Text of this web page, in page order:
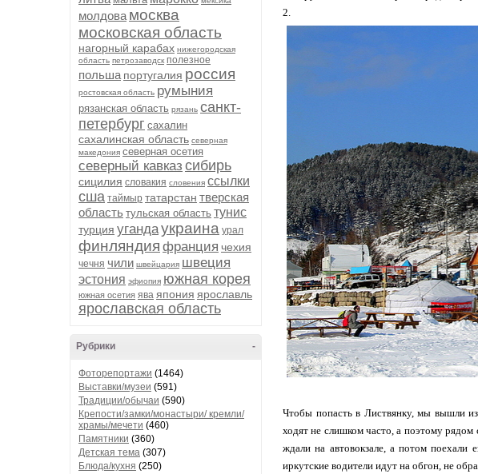
молдова москва
московская область
нагорный карабах нижегородская
область петрозаводск полезное
польша португалия россия
ростовская область румыния
рязанская область рязань санкт-
петербург сахалин
сахалинская область северная
македония северная осетия
северный кавказ сибирь
сицилия словакия словения ссылки
сша таймыр татарстан тверская
область тульская область тунис
турция угандаукраина урал
финляндия франция чехия
чечня чили швейцария швеция
эстония эфиопия южная корея
южная осетия ява япония ярославль
ярославская область
-
Рубрики
Фоторепортажи (1464)
Выставки/музеи (591)
Традиции/обычаи (590)
Крепости/замки/монастыри/ кремли/
храмы/мечети (460)
Памятники (360)
Детская тема (307)
Блюда/кухня (250)
2.
Чтобы попасть в Листвянку, мы вышли из
ходят не слишком часто, а поэтому
ждали на автовокзале, а потом
иркутские водители идут на обгон, не